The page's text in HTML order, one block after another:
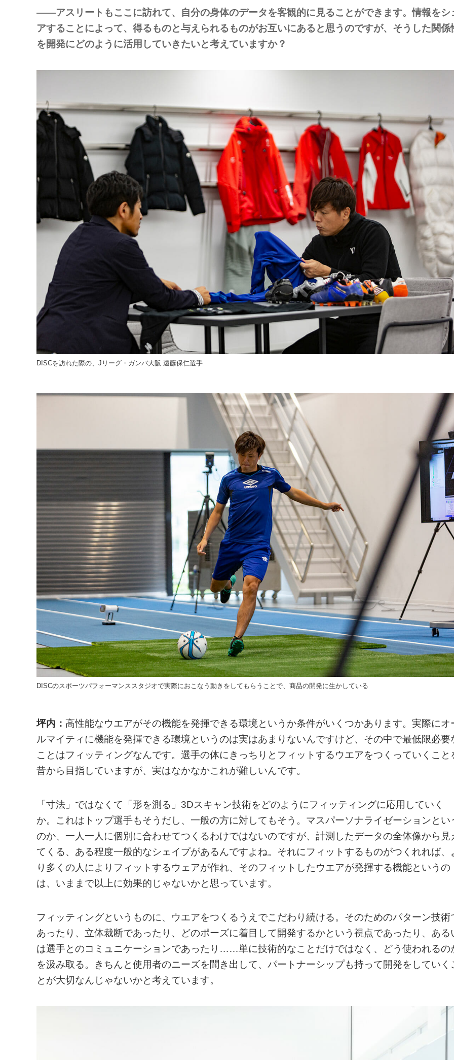
——アスリートもここに訪れて、自分の身体のデータを客観的に見ることができます。情報をシ
アすることによって、得るものと与えられるものがお互いにあると思うのですが、そうした関係
を開発にどのように活用していきたいと考えていますか？
DISCを訪れた際の、Jリーグ・ガンバ大阪 遠藤保仁選手
DISCのスポーツパフォーマンススタジオで実際におこなう動きをしてもらうことで、商品の開発に生かしている
坪内： 高性能なウエアがその機能を発揮できる環境というか条件がいくつかあります。実際にオ
ルマイティに機能を発揮できる環境というのは実はあまりないんですけど、その中で最低限必要
ことはフィッティングなんです。選手の体にきっちりとフィットするウエアをつくっていくこと
昔から目指していますが、実はなかなかこれが難しいんです。
「寸法」ではなくて「形を測る」3Dスキャン技術をどのようにフィッティングに応用していく
か。これはトップ選手もそうだし、一般の方に対してもそう。マスパーソナライゼーションとい
のか、一人一人に個別に合わせてつくるわけではないのですが、計測したデータの全体像から見
てくる、ある程度一般的なシェイプがあるんですよね。それにフィットするものがつくれれば、
り多くの人によりフィットするウェアが作れ、そのフィットしたウエアが発揮する機能というの
は、いままで以上に効果的じゃないかと思っています。
フィッティングというものに、ウエアをつくるうえでこだわり続ける。そのためのパターン技術
あったり、立体裁断であったり、どのポーズに着目して開発するかという視点であったり、ある
は選手とのコミュニケーションであったり……単に技術的なことだけではなく、どう使われるの
を汲み取る。きちんと使用者のニーズを聞き出して、パートナーシップも持って開発をしていく
とが大切なんじゃないかと考えています。